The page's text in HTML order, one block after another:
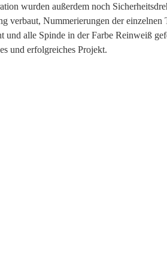
wurden außerdem noch
verbaut, Nummerierungen der einzelnen
und alle Spinde in der Farbe Reinweiß
und erfolgreiches Projekt.